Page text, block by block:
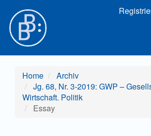
Hauptinhalt
Sidebar
Home
Archiv
Jg. 68, Nr. 3-2019: GWP –
Wirtschaft. Politik
Essay